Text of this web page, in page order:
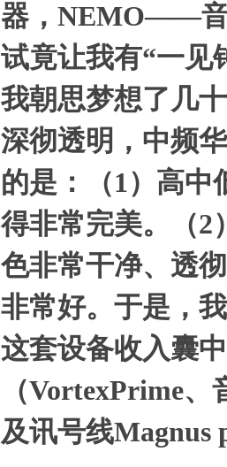
器， NEMO——音
试竟让我有“一见
我朝思梦想了几
深彻透明，中频
的是：（1）高中
得非常完美。（2
色非常干净、透
非常好。于是，
这套设备收入囊
（VortexPrime、
及讯号线Magnus